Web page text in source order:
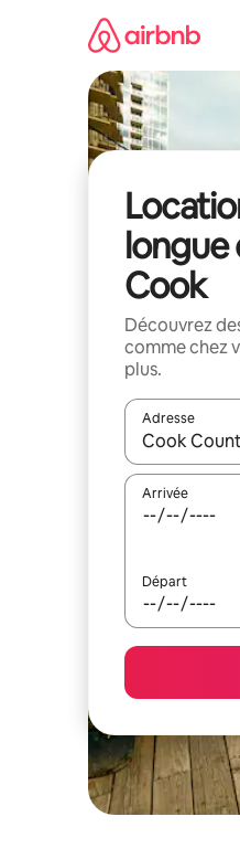
longue
Cook
Découvrez
comme chez
plus.
Adresse
Lorsque les
Arrivée
Départ